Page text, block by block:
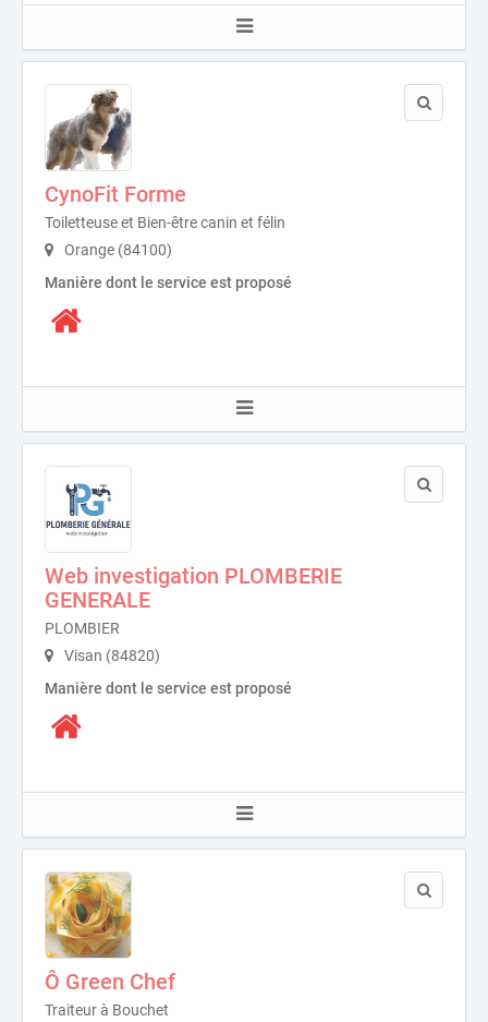
CynoFit Forme
Toiletteuse et Bien-être canin et félin
Orange (84100)
Manière dont le service est proposé
Web investigation PLOMBERIE
GENERALE
PLOMBIER
Visan (84820)
Manière dont le service est proposé
Ô Green Chef
Traiteur à Bouchet